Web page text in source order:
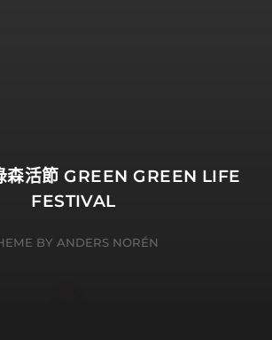
森活節 GREEN GREEN LIFE
FESTIVAL
BY ANDERS NORÉN